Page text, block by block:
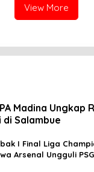
View More
Madina Ungkap
di Salambue
I Final Liga
Arsenal Ungguli